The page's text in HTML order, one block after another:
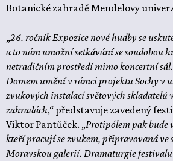
Botanické zahradě Mendelovy
„26. ročník Expozice nové hudby se
a to nám umožní setkávání se soudobou
netradičním prostředí mimo koncertní
Domem umění v rámci projektu Sochy v
zvukových instalací světových skladatelů
zahradách,“ představuje zavedený
Viktor Pantůček. „Protipólem pak
kteří pracují se zvukem, připravovaná ve
Moravskou galerií. Dramaturgie festivalu